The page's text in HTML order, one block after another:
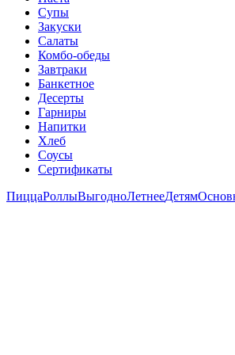
Супы
Закуски
Салаты
Комбо-обеды
Завтраки
Банкетное
Десерты
Гарниры
Напитки
Хлеб
Соусы
Сертификаты
ПиццаРоллыВыгодноЛетнееДетям